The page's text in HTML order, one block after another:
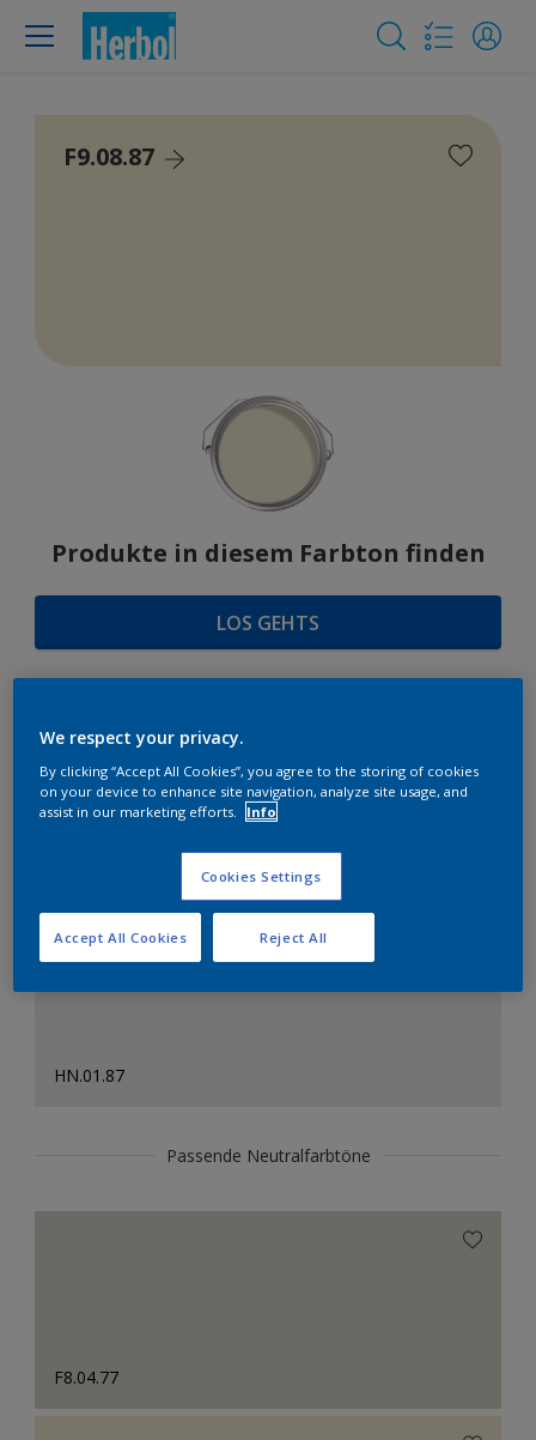
F9.08.87
Produkte in diesem Farbton finden
LOS GEHTS
FARBAUSWAHL
Das perfekte Weiß
HN.01.87
Passende Neutralfarbtöne
F8.04.77
We respect your privacy.
By clicking “Accept All Cookies”, you agree to the storing of cookies
on your device to enhance site navigation, analyze site usage, and
assist in our marketing efforts.
Info
Cookies Settings
Reject All
Accept All Cookies